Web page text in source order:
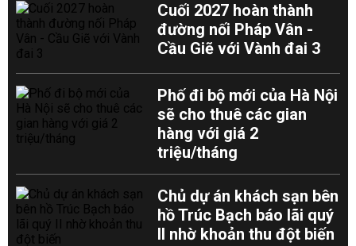
Cuối 2027 hoàn thành
đường nối Pháp Vân -
Cầu Giẽ với Vành đai 3
Phố đi bộ mới của Hà Nội
sẽ cho thuê các gian
hàng với giá 2
triệu/tháng
Chủ dự án khách sạn bên
hồ Trúc Bạch báo lãi quý
II nhờ khoản thu đột biến